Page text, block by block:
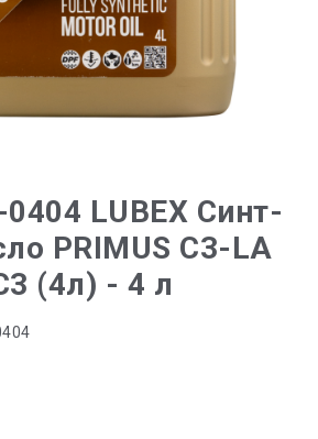
LUBEX Синт-
PRIMUS C3-LA
(4л) - 4 л